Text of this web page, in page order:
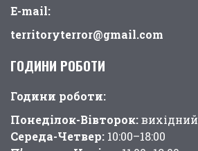
E-mail:
territoryterror@gmail.com
ГОДИНИ РОБОТИ
Години pоботи:
Понеділок-Вівторок:вихідний
Середа-Четвер: 10:00–18:00